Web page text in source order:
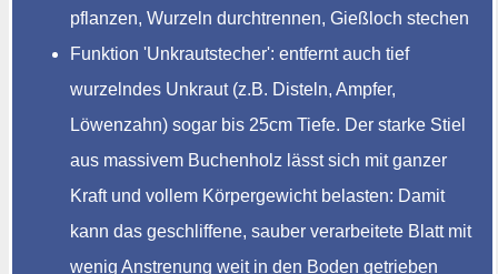
pflanzen, Wurzeln durchtrennen, Gießloch stechen
Funktion 'Unkrautstecher': entfernt auch tief
wurzelndes Unkraut (z.B. Disteln, Ampfer,
Löwenzahn) sogar bis 25cm Tiefe. Der starke Stiel
aus massivem Buchenholz lässt sich mit ganzer
Kraft und vollem Körpergewicht belasten: Damit
kann das geschliffene, sauber verarbeitete Blatt mit
wenig Anstrenung weit in den Boden getrieben